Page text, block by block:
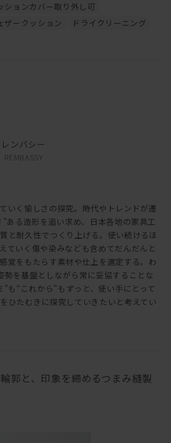
ションカバー取り外し可
ザークッション
ドライクリーニング
レンバシー
REMBASSY
いく愉しさの探究。時代やトレンドが遷
ある造形を追い求め、日本各地の家具工
と耐久性でつくり上げる。使い続けるほ
ていく傷や染みなども含めてだんだんと
覚をもたらす素材や仕上を選定する。わ
勢を基盤としながら常に妥協することな
も“これから”もずっと、使い手にとって
ひたむきに探究していきたいと考えてい
郭と、印象を締めるつまみ縫製